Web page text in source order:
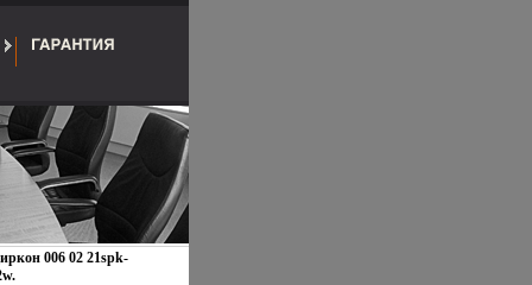
006 02 21spk-